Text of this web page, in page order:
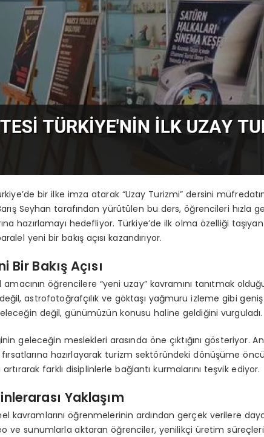
bir ilke imza atarak “Uzay Turizmi” dersini
Seyhan tarafından yürütülen bu ders, öğrencileri hızla
hazırlamayı hedefliyor. Türkiye’de ilk olma özelliği
yeni bir bakış açısı kazandırıyor.
Bakış Açısı
öğrencilere “yeni uzay” kavramını tanıtmak
astrofotoğrafçılık ve göktaşı yağmuru izleme gibi geniş
değil, günümüzün konusu haline geldiğini vurguladı.
geleceğin meslekleri arasında öne çıktığını gösteriyor.
hazırlayarak turizm sektöründeki dönüşüme
farklı disiplinlerle bağlantı kurmalarını teşvik ediyor.
Yaklaşım
kavramlarını öğrenmelerinin ardından gerçek verilere
ve sunumlarla aktaran öğrenciler, yenilikçi üretim